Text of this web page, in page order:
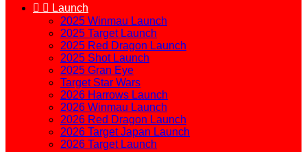
  Launch
2025 Winmau Launch
2025 Target Launch
2025 Red Dragon Launch
2025 Shot Launch
2025 Gran Eye
Target Star Wars
2026 Harrows Launch
2026 Winmau Launch
2026 Red Dragon Launch
2026 Target Japan Launch
2026 Target Launch